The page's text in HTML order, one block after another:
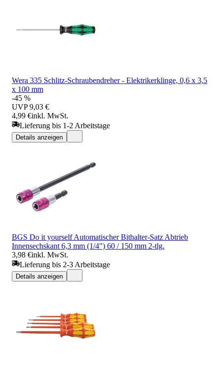
Wera 335 Schlitz-Schraubendreher - Elektrikerklinge, 0,6 x 3,5
x 100 mm
-45 %
UVP 9,03 €
4,99 €inkl. MwSt.
Lieferung bis 1-2 Arbeitstage
Details anzeigen
BGS Do it yourself Automatischer Bithalter-Satz Abtrieb
Innensechskant 6,3 mm (1/4") 60 / 150 mm 2-tlg.
3,98 €inkl. MwSt.
Lieferung bis 2-3 Arbeitstage
Details anzeigen